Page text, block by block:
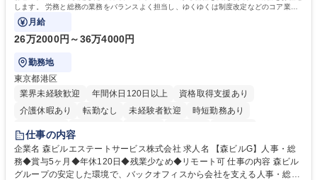
します。 労務と総務の業務をバランスよく担当し、ゆくゆくは制度改定などのコア業務
にも挑戦できる、やりがいある環境です。
月給
26万2000円～36万4000円
勤務地
東京都港区
業界未経験歓迎
年間休日120日以上
資格取得支援あり
介護休暇あり
転勤なし 未経験者歓迎
時短勤務あり
経験者歓迎
完全週休2日制
交通費支給 長期歓迎 駅近5分以内 土日祝休み
仕事の内容
企業名 森ビルエステートサービス株式会社 求人名 【森ビルG】人事・総
務◆賞与5ヶ月◆年休120日◆残業少なめ◆リモート可 仕事の内容 森ビル
グループの安定した環境で、バックオフィスから会社を支える人事・総務